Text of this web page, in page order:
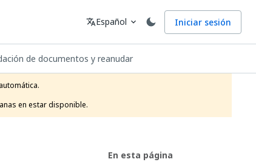
Idioma
translateEspañol expand_more Iniciar sesión
de documentos y reanudar
en estar disponible.
En esta página